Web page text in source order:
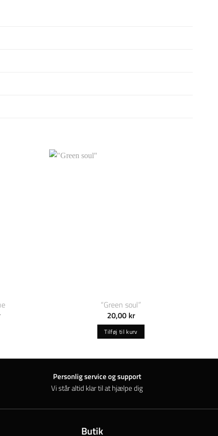
Prisinterval:
“Green soul”
20,00 kr
Tilføj til kurv
Personlig service og support
Vi står altid klar til at hjælpe dig
Butik